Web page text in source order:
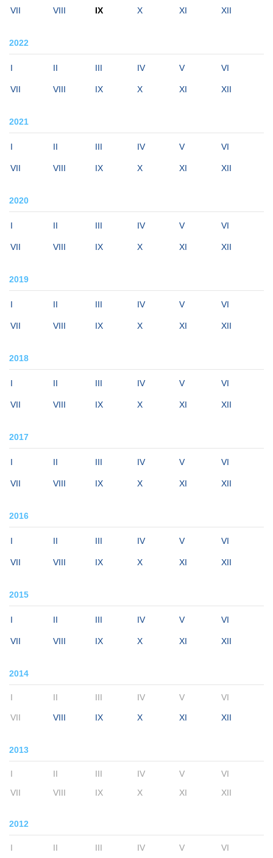
VII VIII IX X XI XII
2022
I II III IV V VI
VII VIII IX X XI XII
2021
I II III IV V VI
VII VIII IX X XI XII
2020
I II III IV V VI
VII VIII IX X XI XII
2019
I II III IV V VI
VII VIII IX X XI XII
2018
I II III IV V VI
VII VIII IX X XI XII
2017
I II III IV V VI
VII VIII IX X XI XII
2016
I II III IV V VI
VII VIII IX X XI XII
2015
I II III IV V VI
VII VIII IX X XI XII
2014
I II III IV V VI
VII VIII IX X XI XII
2013
I II III IV V
VI
VII
VIII IX X XI XII
2012
I II III IV V
VI